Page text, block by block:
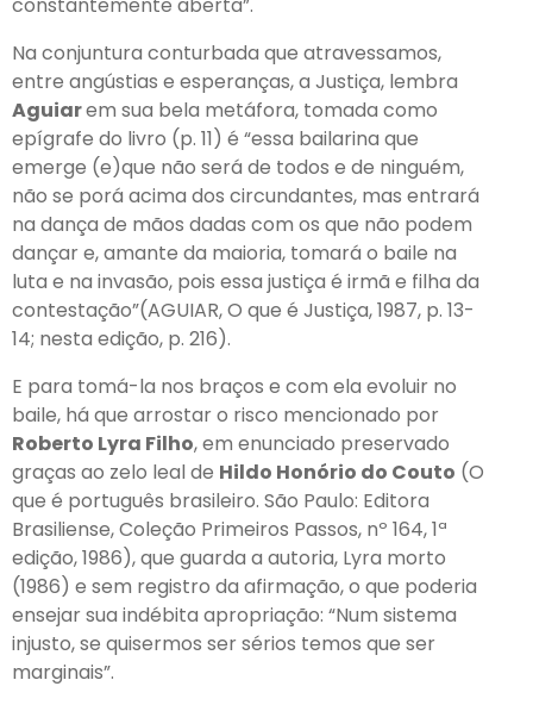
Na conjuntura conturbada que atravessamos,
entre angústias e esperanças, a Justiça, lembra
Aguiarem sua bela metáfora, tomada como
epígrafe do livro (p. 11) é “essa bailarina que
emerge (e)que não será de todos e de ninguém,
não se porá acima dos circundantes, mas entrará
na dança de mãos dadas com os que não podem
dançar e, amante da maioria, tomará o baile na
luta e na invasão, pois essa justiça é irmã e filha da
contestação”(AGUIAR, O que é Justiça, 1987, p. 13-
14; nesta edição, p. 216).
E para tomá-la nos braços e com ela evoluir no
baile, há que arrostar o risco mencionado por
Roberto Lyra Filho, em enunciado preservado
graças ao zelo leal de Hildo Honório do Couto (O
que é português brasileiro. São Paulo: Editora
Brasiliense, Coleção Primeiros Passos, nº 164, 1ª
edição, 1986), que guarda a autoria, Lyra morto
(1986) e sem registro da afirmação, o que poderia
ensejar sua indébita apropriação: “Num sistema
injusto, se quisermos ser sérios temos que ser
marginais”.